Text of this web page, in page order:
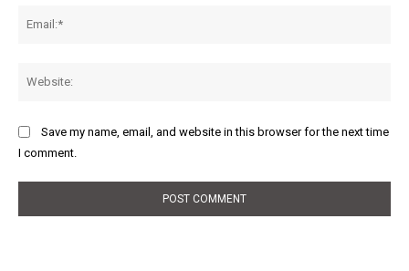
Save my name, email, and website in this browser for the next time
I comment.